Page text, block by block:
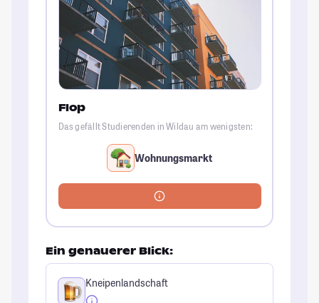
Flop
Das gefällt Studierenden in Wildau am wenigsten:
Wohnungsmarkt
Ein genauerer Blick:
Kneipenlandschaft